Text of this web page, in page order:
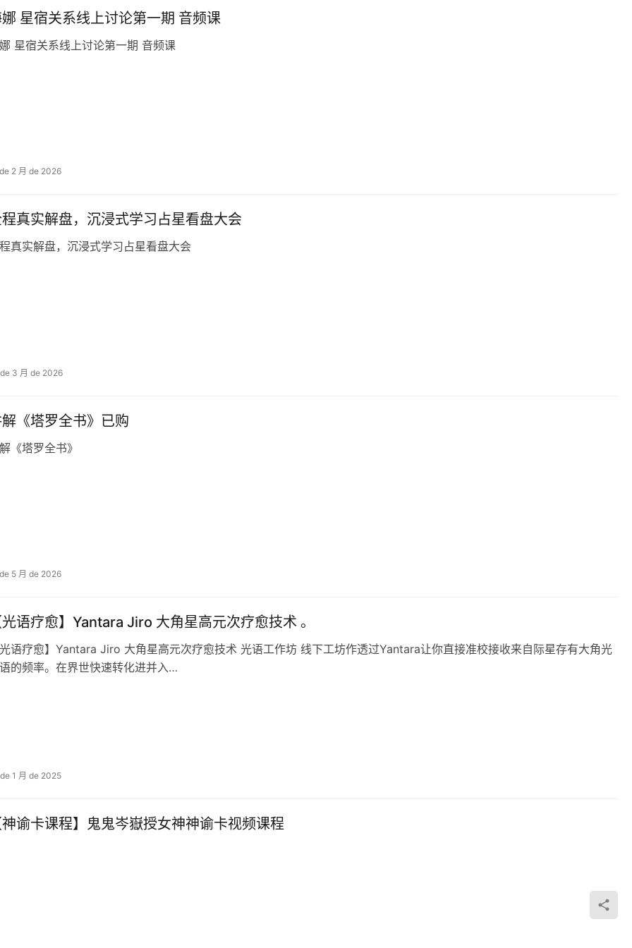
星宿关系线上讨论第一期 音频课
星宿关系线上讨论第一期 音频课
2 月 de 2026
真实解盘，沉浸式学习占星看盘大会
真实解盘，沉浸式学习占星看盘大会
3 月 de 2026
《塔罗全书》已购
《塔罗全书》
5 月 de 2026
语疗愈】Yantara Jiro 大角星高元次‬疗愈技术 。
语疗愈】Yantara Jiro 大角星高元次‬疗愈技术 光语工作坊 线下工坊作‬透过Yantara让你直接准校‬接收来自际星‬存有大角光
的频率。在界世‬快速转化进并‬入…
1 月 de 2025
谕卡课程】鬼鬼岑嶽授女神神谕卡视频课程